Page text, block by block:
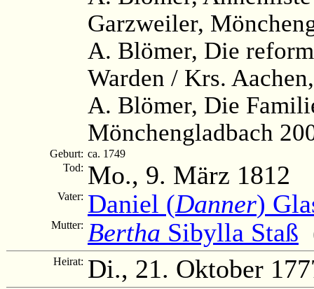
Garzweiler,
A. Blömer, Die
Warden / Krs.
A. Blömer, Die
Mönchengladbach
Geburt: ca. 1749
Tod: Mo., 9. März 1812
Vater: Daniel (Danner)
Mutter: Bertha Sibylla Staß
Heirat: Di., 21. Oktober